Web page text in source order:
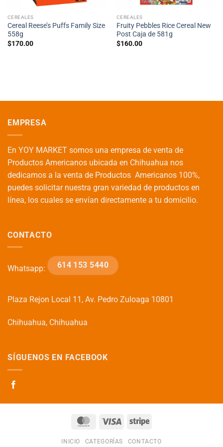
CEREALES
Cereal Reese’s Puffs Family Size
558g
$170.00
CEREALES
Fruity Pebbles Rice Cereal New
Post Caja de 581g
$160.00
EMPRESA
En YOY MARKET somos una empresa de venta de
Productos Americanos ubicada en Chihuahua nos
dedicamos a la venta de Productos Americanos 100%,
puedes solicitar nuestra gran variedad de productos en
línea, los cuales se envían directamente a tu domicilio.
CONTACTO
Whatsapp: 614 153 5440
Plaza Rejon Local 11, Av. Pedro Zuloaga 10801
Chihuahua, Chihuahua
SÍGUENOS EN FACEBOOK
MasterCard
Visa Stripe
INICIO CATEGORÍAS CONTACTO